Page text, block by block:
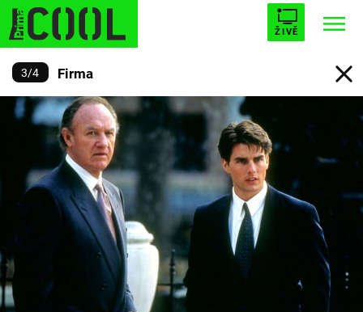
ŽIVĚ
Trendy: STARHOUSE
ESCAPE PLNEJ KOTEL AVENGERS 5
Témata
Seriály
3/4 Firma